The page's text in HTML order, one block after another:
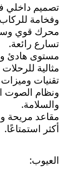
تصميم داخلي
وفخامة
محرك قوي
تسارع رائعة.
مستوى هادئ
مثالية
تقنيات
ونظام الصوت
والسلامة.
مقاعد مريحة
أكثر استمتاعًا.
العيوب: